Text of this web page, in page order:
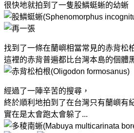
很快地就拍到了一隻股鱗蜓蜥的幼蜥
找到了一條在蘭嶼相當常見的赤背松
這裡的赤背普遍都比台灣本島的個體
經過了一陣辛苦的搜尋，
終於順利地拍到了在台灣只有蘭嶼有
實在是太會跑太會躲了...